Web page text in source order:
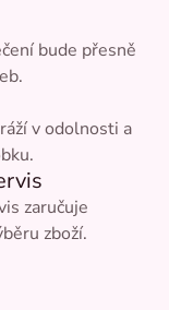
bude přesně
v odolnosti a
zaručuje
zboží.